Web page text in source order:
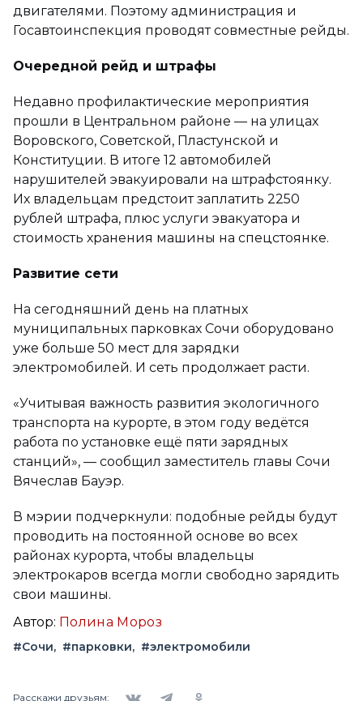
двигателями. Поэтому администрация и
Госавтоинспекция проводят совместные рейды.
Очередной рейд и штрафы
Недавно профилактические мероприятия
прошли в Центральном районе — на улицах
Воровского, Советской, Пластунской и
Конституции. В итоге 12 автомобилей
нарушителей эвакуировали на штрафстоянку.
Их владельцам предстоит заплатить 2250
рублей штрафа, плюс услуги эвакуатора и
стоимость хранения машины на спецстоянке.
Развитие сети
На сегодняшний день на платных
муниципальных парковках Сочи оборудовано
уже больше 50 мест для зарядки
электромобилей. И сеть продолжает расти.
«Учитывая важность развития экологичного
транспорта на курорте, в этом году ведётся
работа по установке ещё пяти зарядных
станций», — сообщил заместитель главы Сочи
Вячеслав Бауэр.
В мэрии подчеркнули: подобные рейды будут
проводить на постоянной основе во всех
районах курорта, чтобы владельцы
электрокаров всегда могли свободно зарядить
свои машины.
Автор: Полина Мороз
#Сочи #парковки #электромобили
Расскажи друзьям: